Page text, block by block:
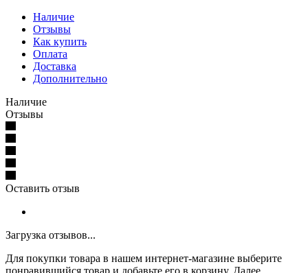
Наличие
Отзывы
Как купить
Оплата
Доставка
Дополнительно
Наличие
Отзывы
Оставить отзыв
Загрузка отзывов...
Для покупки товара в нашем интернет-магазине выберите
понравившийся товар и добавьте его в корзину. Далее